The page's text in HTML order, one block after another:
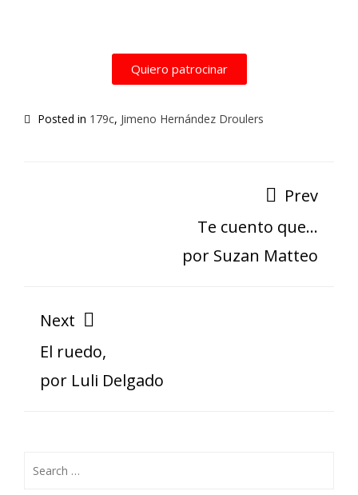
Quiero patrocinar
Posted in 179c, Jimeno Hernández Droulers
Prev
Te cuento que…
por Suzan Matteo
Next
El ruedo,
por Luli Delgado